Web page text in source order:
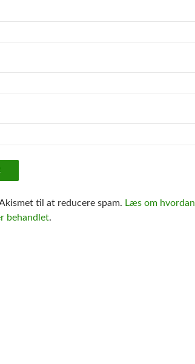
til at reducere spam. Læs om hvordan
behandlet.